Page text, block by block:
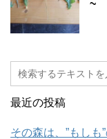
~
最近の投稿
その森は、”もしも